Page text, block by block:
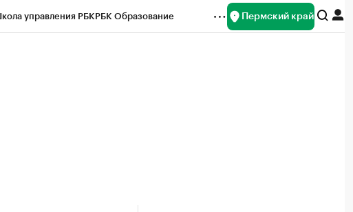
управления РБКРБК Образование Пермский край